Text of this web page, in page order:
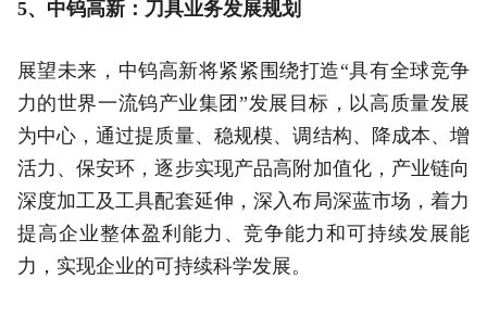
5、中钨高新：刀具业务发展规划
展望未来，中钨高新将紧紧围绕打造“具有全球竞争
力的世界一流钨产业集团”发展目标，以高质量发展
为中心，通过提质量、稳规模、调结构、降成本、增
活力、保安环，逐步实现产品高附加值化，产业链向
深度加工及工具配套延伸，深入布局深蓝市场，着力
提高企业整体盈利能力、竞争能力和可持续发展能
力，实现企业的可持续科学发展。